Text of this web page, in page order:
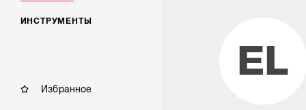
ИНСТРУМЕНТЫ
Избранное
EL